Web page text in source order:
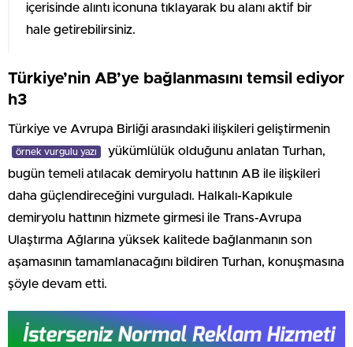
içerisinde alıntı iconuna tıklayarak bu alanı aktif bir
hale getirebilirsiniz.
Türkiye’nin AB’ye bağlanmasını temsil ediyor
h3
Türkiye ve Avrupa Birliği arasındaki ilişkileri geliştirmenin
örnek vurgulu yazı
yükümlülük olduğunu anlatan Turhan,
bugün temeli atılacak demiryolu hattının AB ile ilişkileri
daha güçlendireceğini vurguladı. Halkalı-Kapıkule
demiryolu hattının hizmete girmesi ile Trans-Avrupa
Ulaştırma Ağlarına yüksek kalitede bağlanmanın son
aşamasının tamamlanacağını bildiren Turhan, konuşmasına
şöyle devam etti.